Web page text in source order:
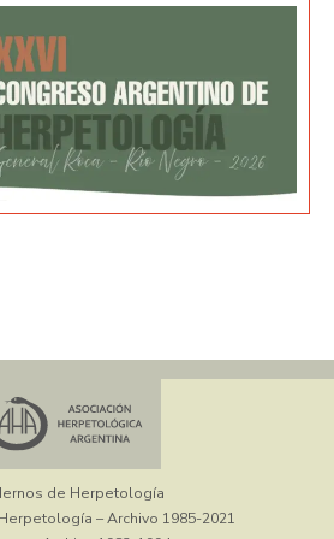
de Herpetología
– Archivo 1985-2021